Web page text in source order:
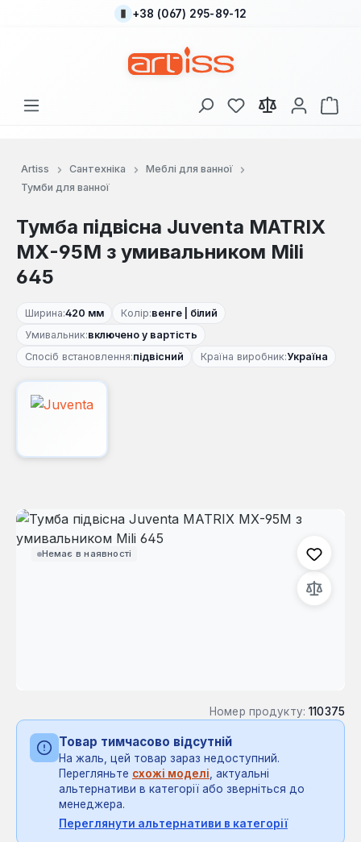
Перейти до основного вмісту
+38 (067) 295-89-12
У вас є 0 у списку
Artiss Сантехніка
Меблі для ванної
Тумби для ванної
Тумба підвісна Juventa MATRIX
МХ-95M з умивальником Mili
645
Ширина:420 мм Колір:венге | білий
Умивальник:включено у вартість
Спосіб встановлення:підвісний Країна виробник:Україна
Немає в наявності
Пропустити галерею зображень
Номер продукту: 110375
Товар тимчасово відсутній
На жаль, цей товар зараз недоступний.
Перегляньте схожі моделі, актуальні
альтернативи в категорії або зверніться до
менеджера.
Переглянути альтернативи в категорії